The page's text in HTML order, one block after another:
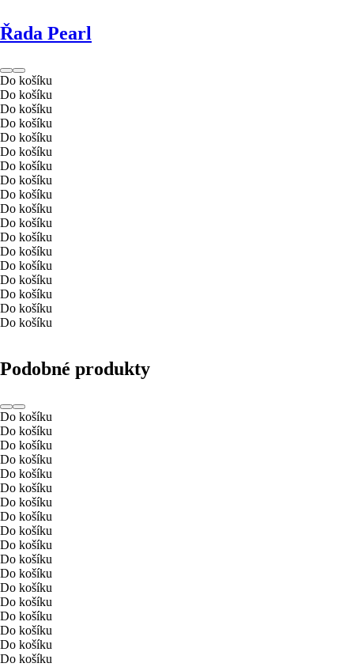
Řada Pearl
Do košíku
Do košíku
Do košíku
Do košíku
Do košíku
Do košíku
Do košíku
Do košíku
Do košíku
Do košíku
Do košíku
Do košíku
Do košíku
Do košíku
Do košíku
Do košíku
Do košíku
Do košíku
Podobné produkty
Do košíku
Do košíku
Do košíku
Do košíku
Do košíku
Do košíku
Do košíku
Do košíku
Do košíku
Do košíku
Do košíku
Do košíku
Do košíku
Do košíku
Do košíku
Do košíku
Do košíku
Do košíku